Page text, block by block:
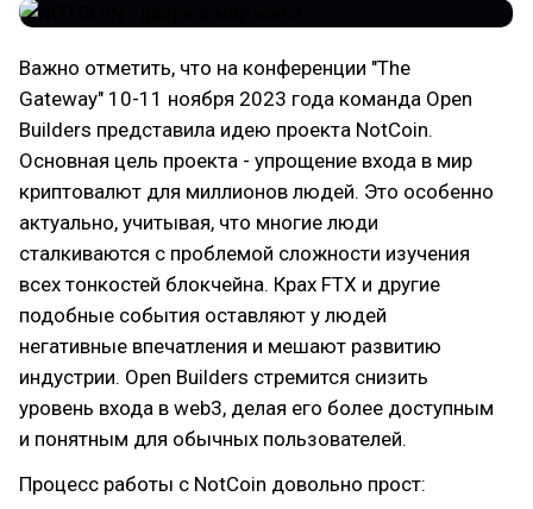
Важно отметить, что на конференции "The
Gateway" 10-11 ноября 2023 года команда Open
Builders представила идею проекта NotCoin.
Основная цель проекта - упрощение входа в мир
криптовалют для миллионов людей. Это особенно
актуально, учитывая, что многие люди
сталкиваются с проблемой сложности изучения
всех тонкостей блокчейна. Крах FTX и другие
подобные события оставляют у людей
негативные впечатления и мешают развитию
индустрии. Open Builders стремится снизить
уровень входа в web3, делая его более доступным
и понятным для обычных пользователей.
Процесс работы с NotCoin довольно прост: